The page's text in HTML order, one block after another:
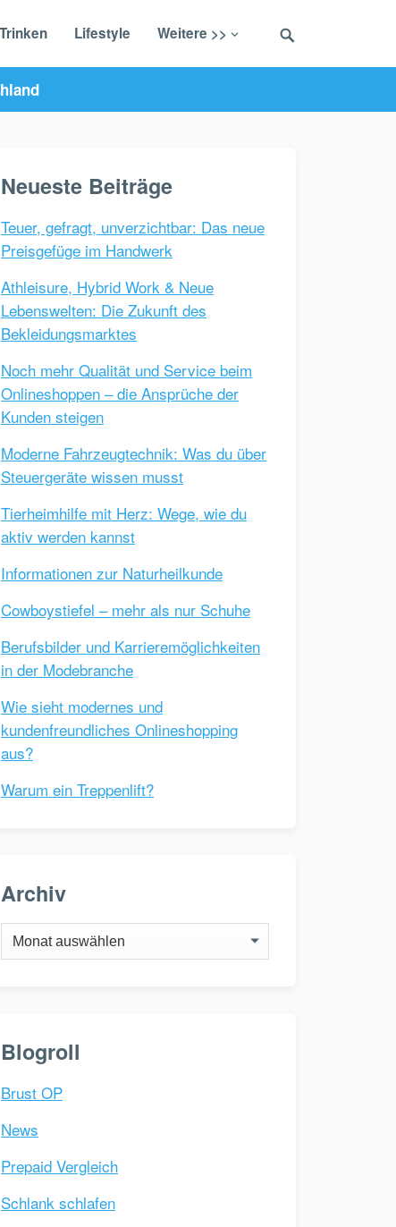
Lifestyle Weitere >>
Neueste Beiträge
Teuer, gefragt, unverzichtbar: Das neue
Preisgefüge im Handwerk
Athleisure, Hybrid Work & Neue
Lebenswelten: Die Zukunft des
Bekleidungsmarktes
Noch mehr Qualität und Service beim
Onlineshoppen – die Ansprüche der
Kunden steigen
Moderne Fahrzeugtechnik: Was du über
Steuergeräte wissen musst
Tierheimhilfe mit Herz: Wege, wie du
aktiv werden kannst
Informationen zur Naturheilkunde
Cowboystiefel – mehr als nur Schuhe
Berufsbilder und Karrieremöglichkeiten
in der Modebranche
Wie sieht modernes und
kundenfreundliches Onlineshopping
aus?
Warum ein Treppenlift?
Archiv
Archiv
Blogroll
Brust OP
News
Prepaid Vergleich
Schlank schlafen